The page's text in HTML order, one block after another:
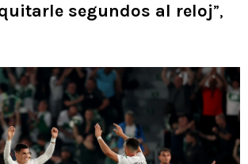
segundos al reloj”,